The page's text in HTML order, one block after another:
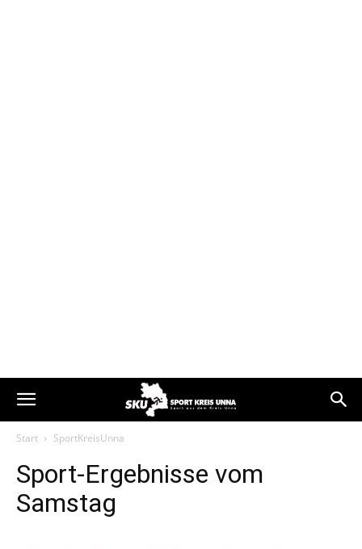
Start SportKreisUnna
Sport-Ergebnisse vom
Samstag